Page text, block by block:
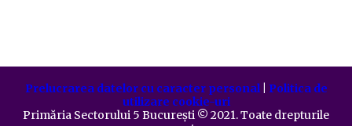
Prelucrarea datelor cu caracter personal| Politica de
utilizare cookie-uri
Primăria Sectorului 5 București ©️ 2021. Toate drepturile